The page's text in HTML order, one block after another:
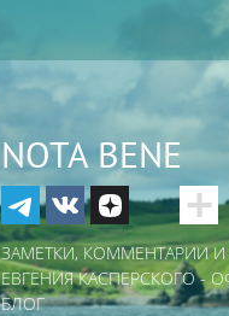
NOTA BENE
ЗАМЕТКИ, КОММЕНТАРИИ
ЕВГЕНИЯ КАСПЕРСКОГО -
БЛОГ